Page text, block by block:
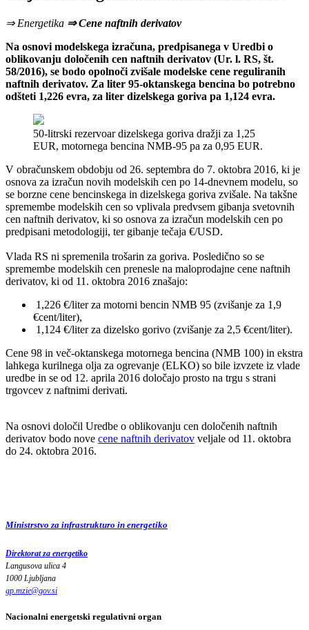
⇒ Energetika ⇒ Cene naftnih derivatov
Na osnovi modelskega izračuna, predpisanega v Uredbi o
oblikovanju določenih cen naftnih derivatov (Ur. l. RS, št.
58/2016), se bodo opolnoči zvišale modelske cene reguliranih
naftnih derivatov. Za liter 95-oktanskega bencina bo potrebno
odšteti 1,226 evra, za liter dizelskega goriva pa 1,124 evra.
50-litrski rezervoar dizelskega goriva dražji za 1,25
EUR, motornega bencina NMB-95 pa za 0,95 EUR.
V obračunskem obdobju od 26. septembra do 7. oktobra 2016, ki je
osnova za izračun novih modelskih cen po 14-dnevnem modelu, so
se borzne cene bencinskega in dizelskega goriva zvišale. Na takšne
spremembe modelskih cen so vplivala predvsem gibanja svetovnih
cen naftnih derivatov, ki so osnova za izračun modelskih cen po
predpisani metodologiji, ter gibanje tečaja €/USD.
Vlada RS ni spremenila trošarin za goriva. Posledično so se
spremembe modelskih cen prenesle na maloprodajne cene naftnih
derivatov, ki od 11. oktobra 2016 znašajo:
1,226 €/liter za motorni bencin NMB 95 (zvišanje za 1,9
€cent/liter),
1,124 €/liter za dizelsko gorivo (zvišanje za 2,5 €cent/liter).
Cene 98 in več-oktanskega motornega bencina (NMB 100) in ekstra
lahkega kurilnega olja za ogrevanje (ELKO) so bile izvzete iz vlade
uredbe in se od 12. aprila 2016 določajo prosto na trgu s strani
trgovcev z naftnimi derivati.
Na osnovi določil Uredbe o oblikovanju cen določenih naftnih
derivatov bodo nove cene naftnih derivatov veljale od 11. oktobra
do 24. oktobra 2016.
Ministrstvo za infrastrukturo in energetiko
Direktorat za energetiko
Langusova ulica 4
1000 Ljubljana
gp.mzie@gov.si
Nacionalni energetski regulativni organ